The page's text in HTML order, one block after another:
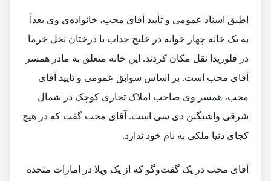
اطبق اسناد عمومی و تأیید آقای محب، خانواده‌ی وی بعداً
به یک خانه چهار خوابه در خلیج جذاب با درختان نخل خرما
در فلوریدا نقل مکان کردند. این خانه متعلق به مادر همسر
آقای محب است. بر اساس سوابق عمومی و تایید آقای
محب، همسر وی صاحب املاک تجاری کوچک در شمال
شرقی واشنگتن دی سی است. آقای محب گفت که در هیچ
کجای دنیا ملکی به نام خود ندارد.
آقای محب در یک گفت‌وگو که از یک ویلا در امارات متحده